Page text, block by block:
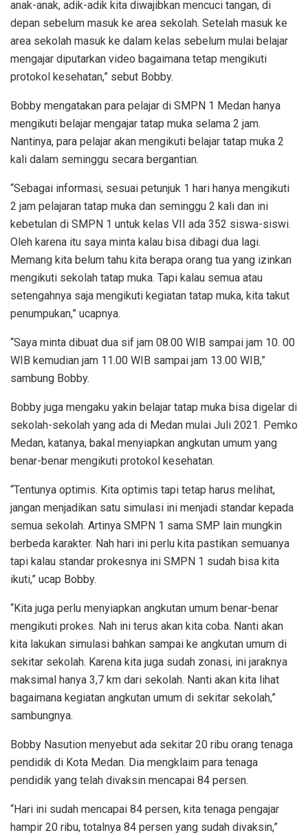
anak-anak, adik-adik kita diwajibkan mencuci tangan, di
depan sebelum masuk ke area sekolah. Setelah masuk ke
area sekolah masuk ke dalam kelas sebelum mulai belajar
mengajar diputarkan video bagaimana tetap mengikuti
protokol kesehatan,” sebut Bobby.
Bobby mengatakan para pelajar di SMPN 1 Medan hanya
mengikuti belajar mengajar tatap muka selama 2 jam.
Nantinya, para pelajar akan mengikuti belajar tatap muka 2
kali dalam seminggu secara bergantian.
“Sebagai informasi, sesuai petunjuk 1 hari hanya mengikuti
2 jam pelajaran tatap muka dan seminggu 2 kali dan ini
kebetulan di SMPN 1 untuk kelas VII ada 352 siswa-siswi.
Oleh karena itu saya minta kalau bisa dibagi dua lagi.
Memang kita belum tahu kita berapa orang tua yang izinkan
mengikuti sekolah tatap muka. Tapi kalau semua atau
setengahnya saja mengikuti kegiatan tatap muka, kita takut
penumpukan,” ucapnya.
“Saya minta dibuat dua sif jam 08.00 WIB sampai jam 10. 00
WIB kemudian jam 11.00 WIB sampai jam 13.00 WIB,”
sambung Bobby.
Bobby juga mengaku yakin belajar tatap muka bisa digelar di
sekolah-sekolah yang ada di Medan mulai Juli 2021. Pemko
Medan, katanya, bakal menyiapkan angkutan umum yang
benar-benar mengikuti protokol kesehatan.
“Tentunya optimis. Kita optimis tapi tetap harus melihat,
jangan menjadikan satu simulasi ini menjadi standar kepada
semua sekolah. Artinya SMPN 1 sama SMP lain mungkin
berbeda karakter. Nah hari ini perlu kita pastikan semuanya
tapi kalau standar prokesnya ini SMPN 1 sudah bisa kita
ikuti,” ucap Bobby.
“Kita juga perlu menyiapkan angkutan umum benar-benar
mengikuti prokes. Nah ini terus akan kita coba. Nanti akan
kita lakukan simulasi bahkan sampai ke angkutan umum di
sekitar sekolah. Karena kita juga sudah zonasi, ini jaraknya
maksimal hanya 3,7 km dari sekolah. Nanti akan kita lihat
bagaimana kegiatan angkutan umum di sekitar sekolah,”
sambungnya.
Bobby Nasution menyebut ada sekitar 20 ribu orang tenaga
pendidik di Kota Medan. Dia mengklaim para tenaga
pendidik yang telah divaksin mencapai 84 persen.
“Hari ini sudah mencapai 84 persen, kita tenaga pengajar
hampir 20 ribu, totalnya 84 persen yang sudah divaksin,”